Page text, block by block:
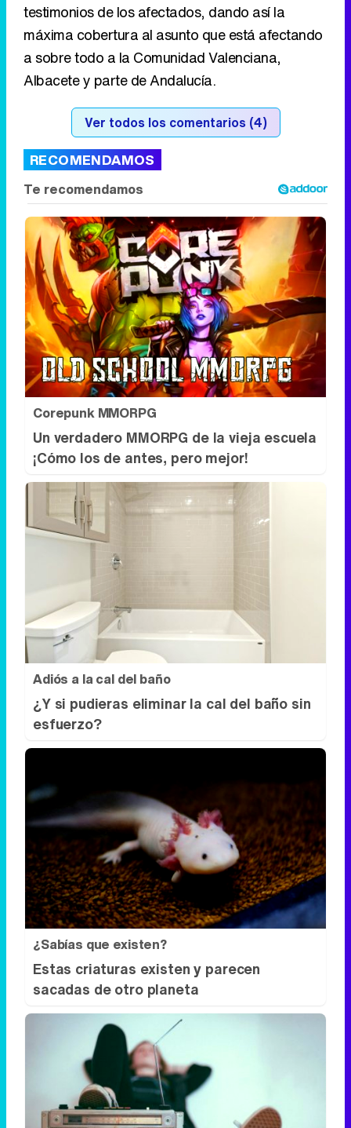
testimonios de los afectados, dando así la
máxima cobertura al asunto que está afectando
a sobre todo a la Comunidad Valenciana,
Albacete y parte de Andalucía.
Ver todos los comentarios (4)
RECOMENDAMOS
Corepunk MMORPG
Un verdadero MMORPG de la vieja escuela
¡Cómo los de antes, pero mejor!
Adiós a la cal del baño
¿Y si pudieras eliminar la cal del baño sin
esfuerzo?
¿Sabías que existen?
Estas criaturas existen y parecen
sacadas de otro planeta